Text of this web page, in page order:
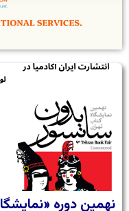
نهمین دوره